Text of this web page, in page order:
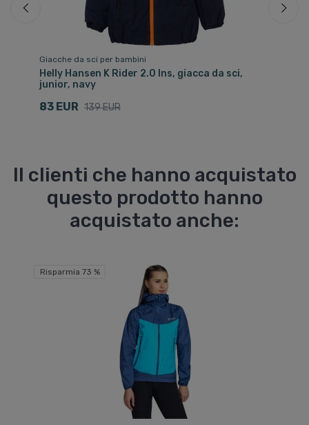
Giacche da sci per bambini
Helly Hansen K Rider 2.0 Ins, giacca da sci,
junior, navy
83 EUR 139 EUR
Il clienti che hanno acquistato
questo prodotto hanno
acquistato anche:
Risparmia 73 %